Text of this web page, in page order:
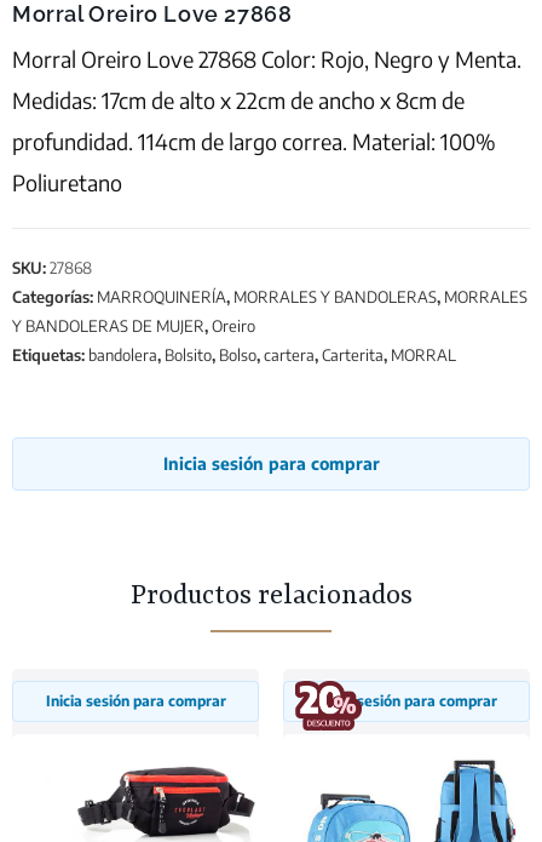
Morral Oreiro Love 27868
Morral Oreiro Love 27868 Color: Rojo, Negro y Menta.
Medidas: 17cm de alto x 22cm de ancho x 8cm de
profundidad. 114cm de largo correa. Material: 100%
Poliuretano
SKU:27868
Categorías: MARROQUINERÍA, MORRALES Y BANDOLERAS, MORRALES
Y BANDOLERAS DE MUJER,Oreiro
Etiquetas: bandolera, Bolsito, Bolso,cartera,Carterita, MORRAL
Inicia sesión para comprar
Productos relacionados
Inicia sesión para comprar Inicia sesión para comprar